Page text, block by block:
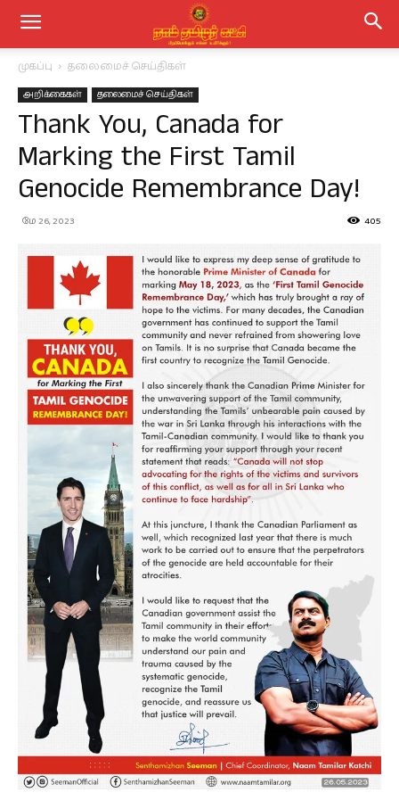
முகப்பு தலைமைச் செய்திகள்
அறிக்கைகள் தலைமைச் செய்திகள்
Thank You, Canada for
Marking the First Tamil
Genocide Remembrance Day!
மே 26, 2023 405